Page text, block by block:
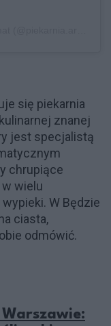
się piekarnia
znanej
jest specjalistą
chrupiące
w wielu
wypieki. W Będzie
ciasta,
odmówić.